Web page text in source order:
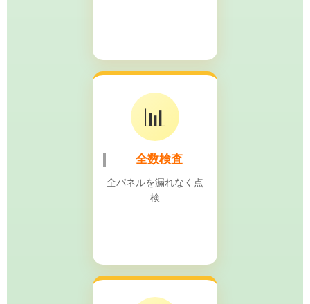
📊
全数検査
全パネルを漏れなく点
検